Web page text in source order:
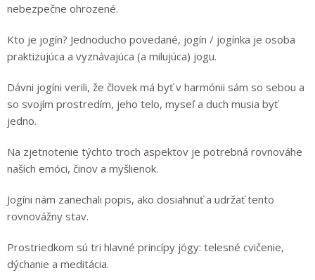
nebezpečne ohrozené.
Kto je jogín? Jednoducho povedané, jogín / jogínka je osoba
praktizujúca a vyznávajúca (a milujúca) jogu.
Dávni jogíni verili, že človek má byť v harmónii sám so sebou a
so svojím prostredím, jeho telo, myseľ a duch musia byť
jedno.
Na zjetnotenie týchto troch aspektov je potrebná rovnováhe
naších emóci, činov a myšlienok.
Jogíni nám zanechali popis, ako dosiahnuť a udržať tento
rovnovážny stav.
Prostriedkom sú tri hlavné princípy jógy: telesné cvičenie,
dýchanie a meditácia.